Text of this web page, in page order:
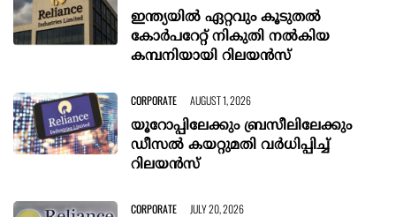
ഇന്ത്യയിൽ ഏറ്റവും കൂടുതൽ
കോർപറേറ്റ് നികുതി നൽകിയ
കമ്പനിയായി റിലയൻസ്
CORPORATE AUGUST 1, 2026
യൂറോപ്പിലേക്കും ബ്രസീലിലേക്കും
ഡീസല്‍ കയറ്റുമതി വര്‍ധിപ്പിച്ച്
റിലയന്‍സ്
CORPORATE JULY 20, 2026